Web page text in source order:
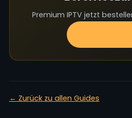
Premium IPTV jetzt
← Zurück zu allen Guides